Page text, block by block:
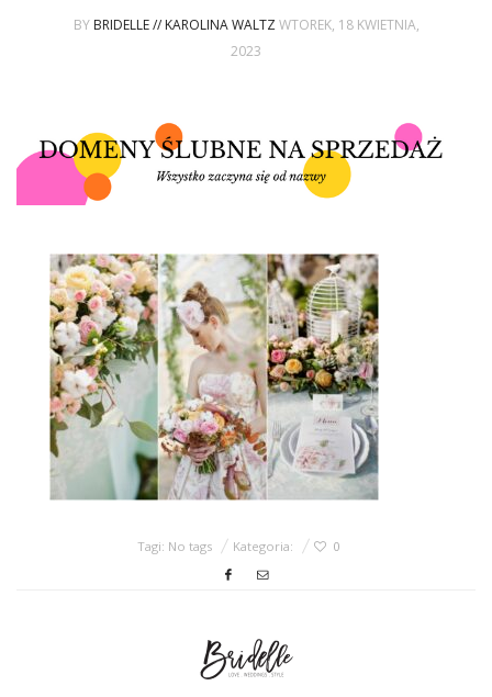
POLECANE FIRMY
WASZE ŚLUBY
{HOT SEXY BEST}
BRI GROUP
ŚLUBNE STYLE
MAGAZYNY
ARCHIWUM
BY BRIDELLE // KAROLINA WALTZ WTOREK, 18 KWIETNIA,
2023
Tagi: No tags Kategoria: 0